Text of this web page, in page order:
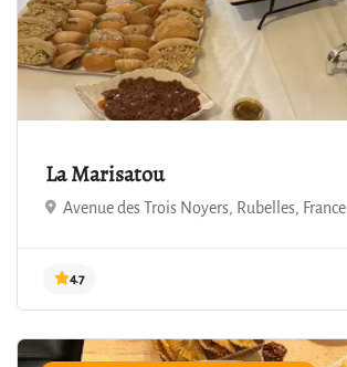
4.9
La Marisatou
Avenue des Trois Noyers, Rubelles, France